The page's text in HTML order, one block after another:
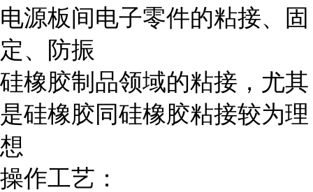
电源板间电子零件的粘接、固
定、防振
硅橡胶制品领域的粘接，尤其
是硅橡胶同硅橡胶粘接较为理
想
操作工艺：